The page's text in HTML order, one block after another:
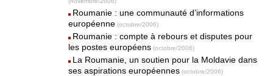
Roumanie : une communauté d’informations
européenne (octobre/2006)
Roumanie : compte à rebours et disputes pour
les postes européens (octobre/2006)
La Roumanie, un soutien pour la Moldavie dans
ses aspirations européennes (octobre/2006)